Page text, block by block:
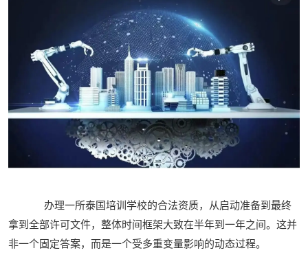
办理一所泰国培训学校的合法资质，从启动准备到最终
拿到全部许可文件，整体时间框架大致在半年到一年之间。这并
非一个固定答案，而是一个受多重变量影响的动态过程。